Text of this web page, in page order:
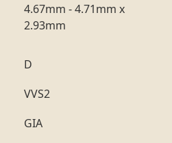
4.67mm - 4.71mm x
2.93mm
D
VVS2
GIA